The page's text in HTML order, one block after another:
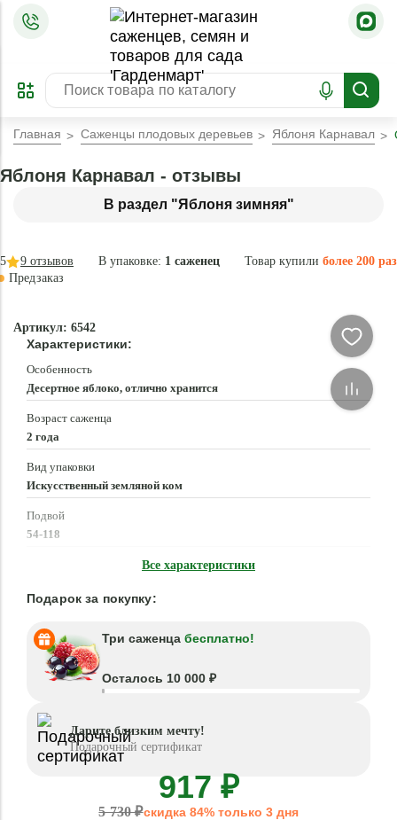
ПРЕДЗАКАЗ
ЗАБРОНИРОВАТЬ
ЛУЧШЕЕ
Главная Саженцы плодовых деревьев Яблоня Карнавал
В раздел "Яблоня зимняя"
Яблоня Карнавал - отзывы
В упаковке: 1 саженец Товар купили более 200 раз
5 9 отзывов
Предзаказ
Артикул: 6542
Характеристики:
Особенность
Десертное яблоко, отлично хранится
Возраст саженца
2 года
Вид упаковки
Искусственный земляной ком
Подвой
54-118
Все характеристики
Подарок за покупку:
Три саженца бесплатно!
Осталось 10 000 ₽
Дарите близким мечту!
Подарочный сертификат
917 ₽
5 730 ₽скидка 84% только 3 дня